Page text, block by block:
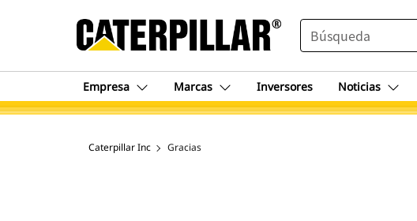
SEARCH
Empresa Marcas Inversores Noticias
Caterpillar Inc Gracias